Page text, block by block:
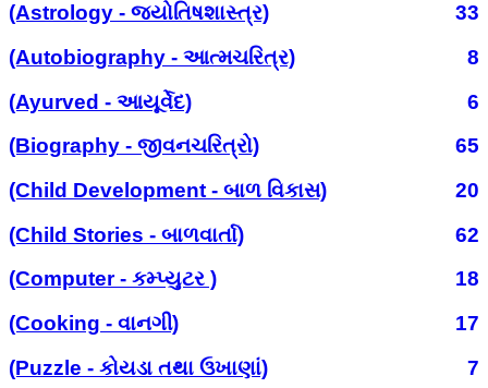
(Astrology - જ્યોતિષશાસ્ત્ર)
33
(Autobiography - આત્મચરિત્ર)
8
(Ayurved - આયૂર્વેદ)
6
(Biography - જીવનચરિત્રો)
65
(Child Development - બાળ વિકાસ)
20
(Child Stories - બાળવાર્તા)
62
(Computer - કમ્પ્યુટર )
18
(Cooking - વાનગી)
17
(Puzzle - કોયડા તથા ઉખાણાં)
7